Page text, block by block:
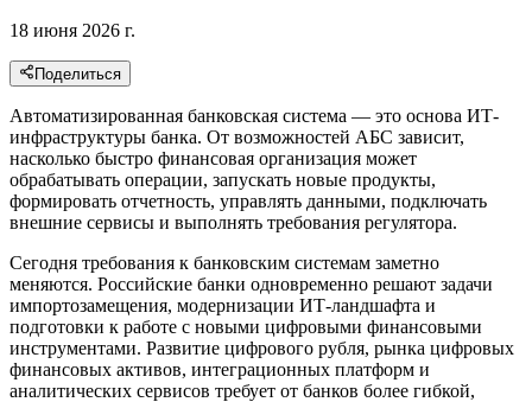
18 июня 2026 г.
Поделиться
Автоматизированная банковская система — это основа ИТ-
инфраструктуры банка. От возможностей АБС зависит,
насколько быстро финансовая организация может
обрабатывать операции, запускать новые продукты,
формировать отчетность, управлять данными, подключать
внешние сервисы и выполнять требования регулятора.
Сегодня требования к банковским системам заметно
меняются. Российские банки одновременно решают задачи
импортозамещения, модернизации ИТ-ландшафта и
подготовки к работе с новыми цифровыми финансовыми
инструментами. Развитие цифрового рубля, рынка цифровых
финансовых активов, интеграционных платформ и
аналитических сервисов требует от банков более гибкой,